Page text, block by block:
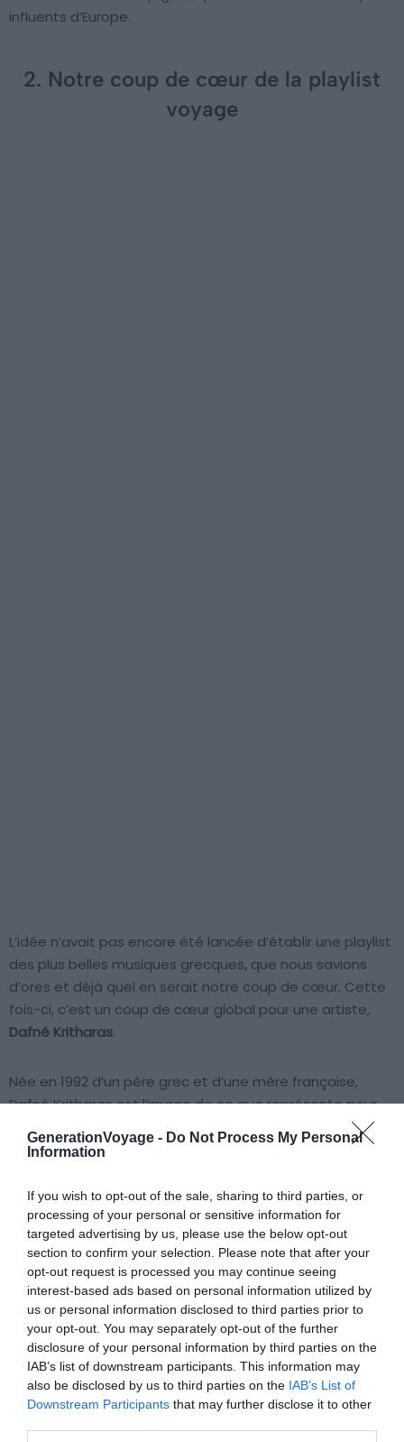
GenerationVoyage - Do Not Process My Personal
Information
If you wish to opt-out of the sale, sharing to third parties, or
processing of your personal or sensitive information for
targeted advertising by us, please use the below opt-out
section to confirm your selection. Please note that after your
opt-out request is processed you may continue seeing
interest-based ads based on personal information utilized by
us or personal information disclosed to third parties prior to
your opt-out. You may separately opt-out of the further
disclosure of your personal information by third parties on the
IAB’s list of downstream participants. This information may
also be disclosed by us to third parties on the IAB’s List of
Downstream Participants that may further disclose it to other
influents d’Europe.
2. Notre coup de cœur de la playlist
voyage
L’idée n’avait pas encore été lancée d’établir une playlist
des plus belles musiques grecques, que nous savions
d’ores et déjà quel en serait notre coup de cœur. Cette
fois-ci, c’est un coup de cœur global pour une artiste,
Dafné Kritharas.
Née en 1992 d’un père grec et d’une mère française,
Dafné Kritharas est l’image de ce que représente pour
nous l’inspiration. Guidée par des sonorités tant
grecques qu’espagnoles, chacun de ses morceaux est
comprend d’ailleurs 7 musiques grecques et 5
espagnoles.
Katinaki Mou Gia Senaest l’expression de la perte d’un
être cher et d’une grande douleur. Pourtant, Dafné
Krithiras insiste ici sur des allures dansantes, presque
joviales. On y retrouve d’ailleurs la touche de Naghib
Shanbehzadeh, l’un des plus grands talents de la
percussion orientale. Nous ne pouvons d’ailleurs que vous
conseiller le morceau« Yar » , où Naghib Shanbehzadeh